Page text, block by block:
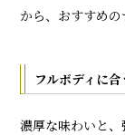
から、おすすめの
フルボディに
濃厚な味わいと